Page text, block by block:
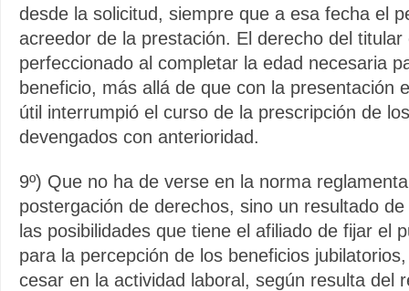
desde la solicitud, siempre que a esa fecha el
acreedor de la prestación. El derecho del titular
perfeccionado al completar la edad necesaria
beneficio, más allá de que con la presentación
útil interrumpió el curso de la prescripción de
devengados con anterioridad.
9º) Que no ha de verse en la norma
postergación de derechos, sino un resultado
las posibilidades que tiene el afiliado de fijar el
para la percepción de los beneficios
cesar en la actividad laboral, según resulta del